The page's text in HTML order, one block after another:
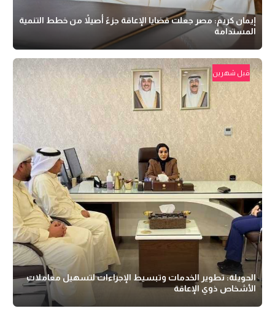
إيمان كريم: مصر جعلت قضايا الإعاقة جزءً أصيلاً من خطط التنمية
المستدامة
قبل شهرين
الحويلة: تطوير الخدمات وتبسيط الإجراءات لتسهيل معاملات
الأشخاص ذوي الإعاقة